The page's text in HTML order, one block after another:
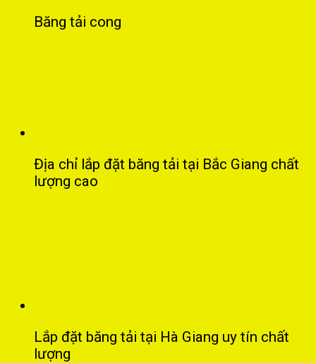
Băng tải cong
Địa chỉ lắp đặt băng tải tại Bắc Giang chất
lượng cao
Lắp đặt băng tải tại Hà Giang uy tín chất
lượng